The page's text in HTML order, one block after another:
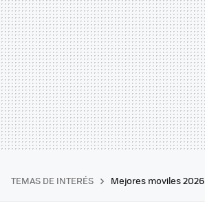
TEMAS DE INTERÉS Mejores moviles 2026